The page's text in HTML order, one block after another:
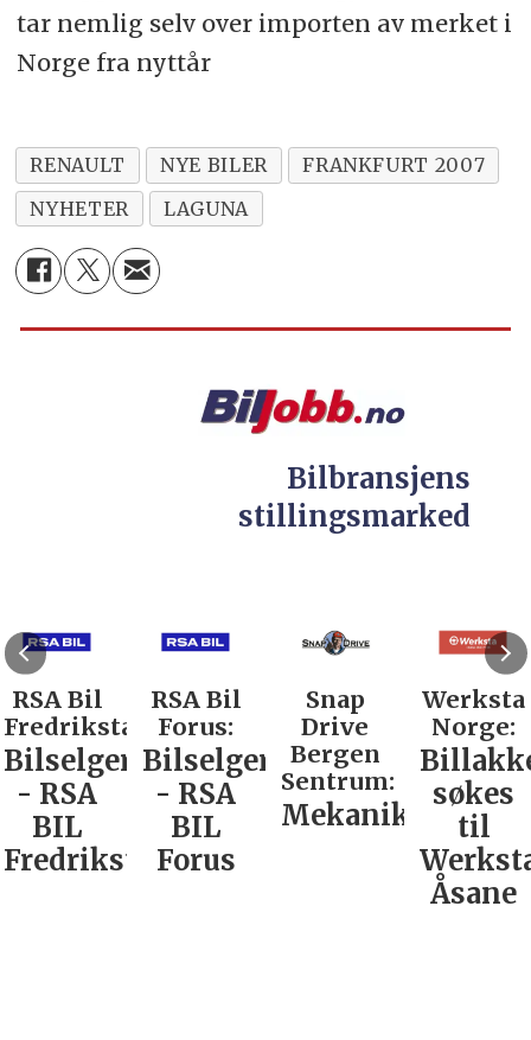
tar nemlig selv over importen av merket i
Norge fra nyttår
RENAULT NYE BILER
FRANKFURT 2007
NYHETER
LAGUNA
Bilbransjens
stillingsmarked
RSA Bil
Fredrikstad:
Bilselger
- RSA
BIL
Fredrikstad
RSA Bil
Forus:
Bilselger
- RSA
BIL
Forus
Snap
Drive
Bergen
Sentrum:
Mekaniker
Werksta
Norge:
søkes
til
Åsane